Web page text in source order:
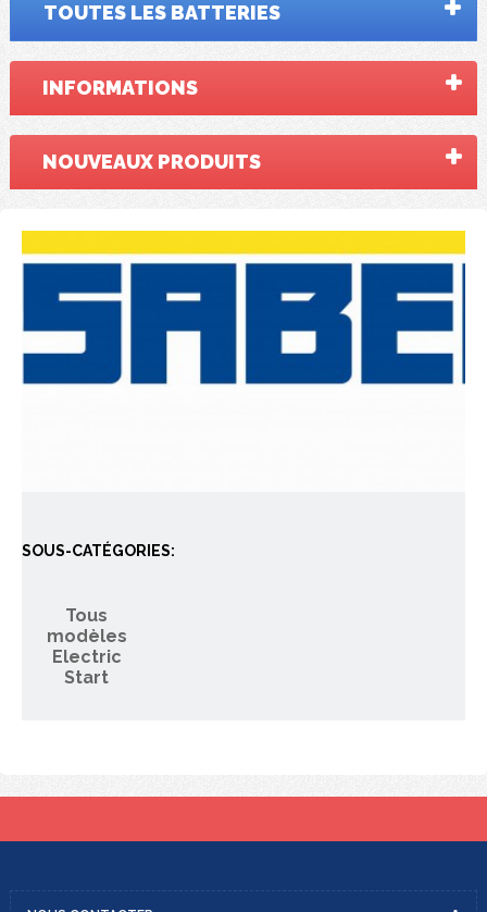
TOUTES LES BATTERIES
INFORMATIONS
NOUVEAUX PRODUITS
SOUS-CATÉGORIES:
Tous
modèles
Electric
Start